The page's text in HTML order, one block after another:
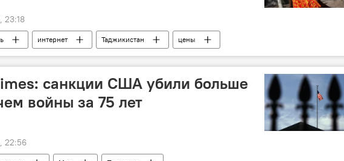
23:18
интернет Таджикистан цены
санкции США убили больше
войны за 75 лет
22:56